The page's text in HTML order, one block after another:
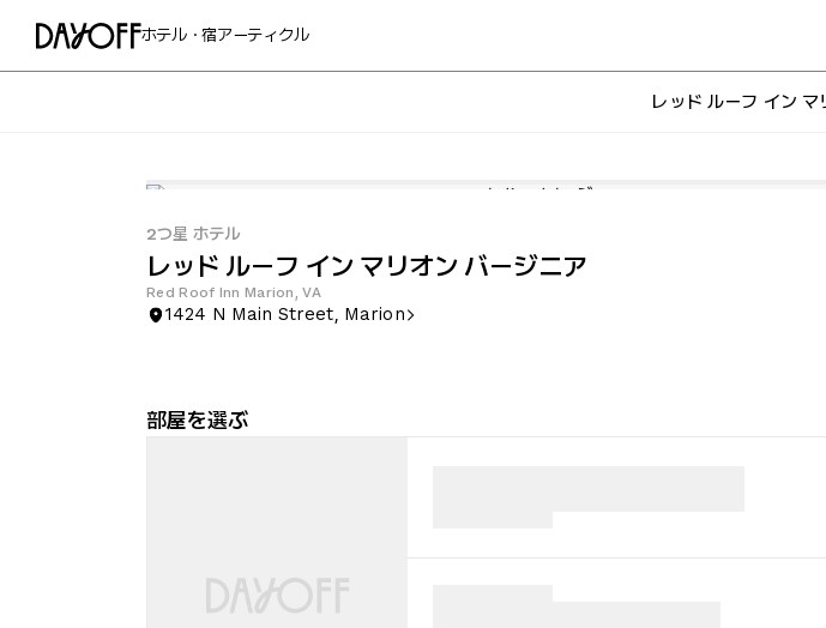
ホテル・宿アーティクル
レッド ルーフ イン マ
2つ星 ホテル
レッド ルーフ イン マリオン バージニア
Red Roof Inn Marion, VA
1424 N Main Street, Marion
部屋を選ぶ